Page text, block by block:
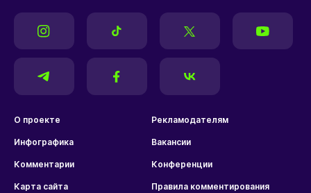
О проекте Рекламодателям
Инфографика Вакансии
Комментарии Конференции
Карта сайта Правила комментирования